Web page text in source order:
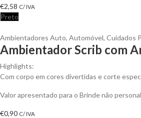
€2,58 C/ IVA
Preto
Ambientadores Auto, Automóvel, Cuidados
Ambientador Scrib com
Highlights:
Com corpo em cores divertidas e corte
Valor apresentado para o Brinde não
€0,90 C/ IVA